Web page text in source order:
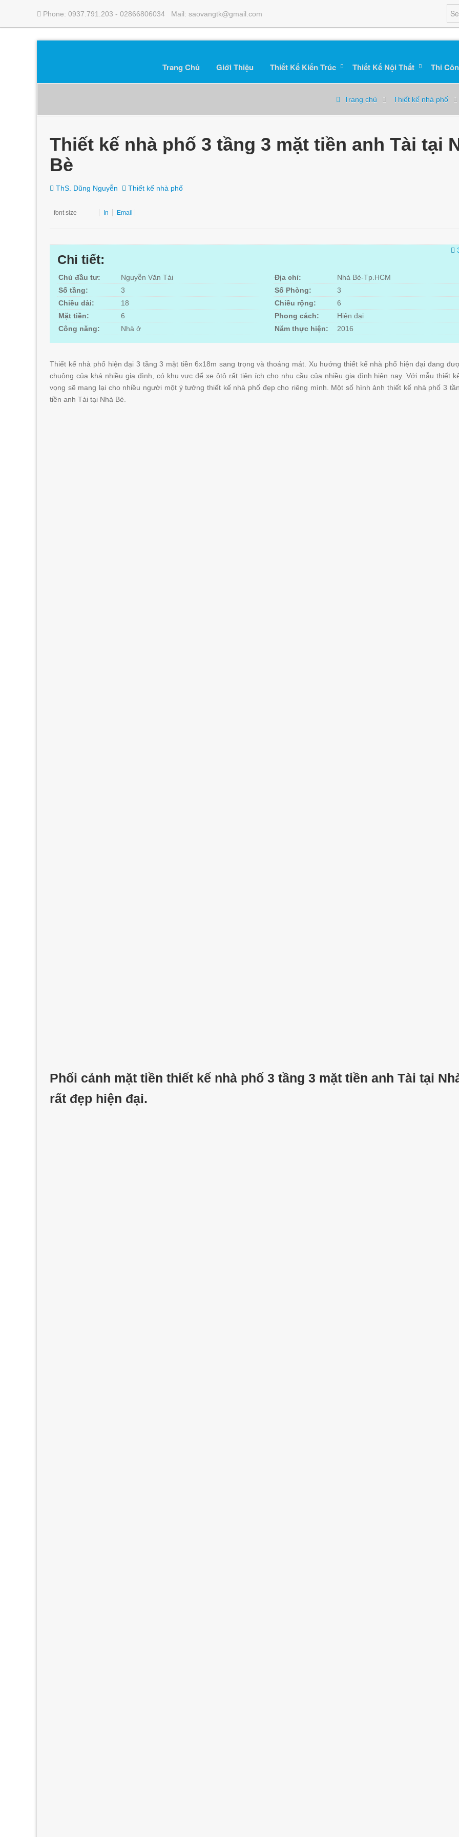
Phone: 0937.791.203 - 02866806034 Mail: saovangtk@gmail.com
Trang Chủ Giới Thiệu Thiết Kế Kiến Trúc Thiết Kế Nội Thất Thi
Trang chủ Thiết kế nhà phố
Thiết kế nhà phố 3 tầng 3 mặt tiền anh Tài tại
Bè
ThS. Dũng Nguyễn Thiết kế nhà phố
font size In Email
Chi tiết:
Chủ đầu tư: Nguyễn Văn Tài Địa chỉ:
Nhà Bè-Tp.HCM
Số tầng:
3 Số Phòng:
3
Chiều dài:
18 Chiều rộng:
6
Mặt tiền:
6 Phong cách:
Hiện đại
Công năng:
Nhà ở Năm thực hiện: 2016
Thiết kế nhà phố hiện đại 3 tầng 3 mặt tiền 6x18m sang trọng và thoáng mát. Xu hướng thiết kế nhà phố hiện đại đang
chuộng của khá nhiều gia đình, có khu vực để xe ôtô rất tiện ích cho nhu cầu của nhiều gia đình hiện nay. Với mẫu thiết
vọng sẽ mang lại cho nhiều người một ý tưởng thiết kế nhà phố đẹp cho riêng mình. Một số hình ảnh thiết kế nhà phố 3
tiền anh Tài tại Nhà Bè.
Phối cảnh mặt tiền thiết kế nhà phố 3 tầng 3 mặt tiền anh Tài tại
rất đẹp hiện đại.